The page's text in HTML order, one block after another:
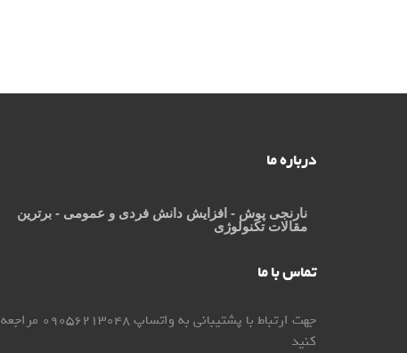
درباره ما
نارنجی پوش - افزایش دانش فردی و عمومی - برترین
مقالات تکنولوژی
تماس با ما
جهت ارتباط با پشتیبانی به واتساپ 09056213048 مراجعه
کنید